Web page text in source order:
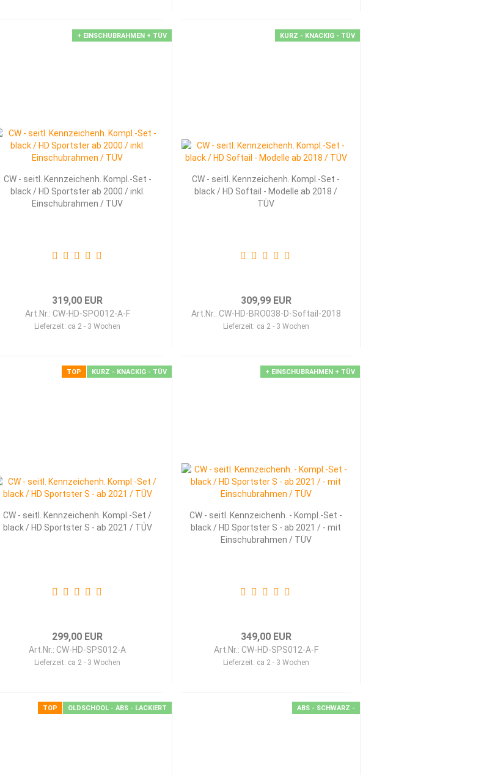
+ EINSCHUBRAHMEN + TÜV
CW - seitl. Kennzeichenh. Kompl.-Set -
black / HD Sportster ab 2000 / inkl.
Einschubrahmen / TÜV
319,00 EUR
Art.Nr.: CW-HD-SPO012-A-F
Lieferzeit: ca 2 - 3 Wochen
KURZ - KNACKIG - TÜV
CW - seitl. Kennzeichenh. Kompl.-Set -
black / HD Softail - Modelle ab 2018 /
TÜV
309,99 EUR
Art.Nr.: CW-HD-BRO038-D-Softail-2018
Lieferzeit: ca 2 - 3 Wochen
TOP KURZ - KNACKIG - TÜV
CW - seitl. Kennzeichenh. Kompl.-Set /
black / HD Sportster S - ab 2021 / TÜV
299,00 EUR
Art.Nr.: CW-HD-SPS012-A
Lieferzeit: ca 2 - 3 Wochen
+ EINSCHUBRAHMEN + TÜV
CW - seitl. Kennzeichenh. - Kompl.-Set -
black / HD Sportster S - ab 2021 / - mit
Einschubrahmen / TÜV
349,00 EUR
Art.Nr.: CW-HD-SPS012-A-F
Lieferzeit: ca 2 - 3 Wochen
TOP OLDSCHOOL - ABS - LACKIERT ABS - SCHWARZ -